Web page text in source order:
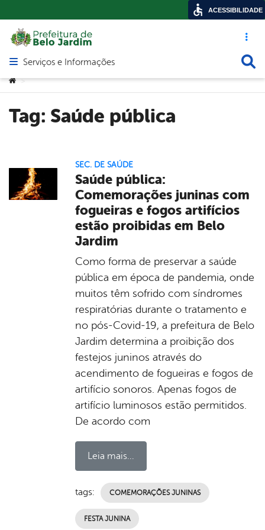
Acesso
Abrir menu principal de navegação
Serviços e Informações
Você está aqui:
>
Tag: Saúde pública
SEC. DE SAÚDE
Saúde pública:
Comemorações juninas com
fogueiras e fogos artifícios
estão proibidas em Belo
Jardim
Como forma de preservar a saúde
pública em época de pandemia, onde
muitos têm sofrido com síndromes
respiratórias durante o tratamento e
no pós-Covid-19, a prefeitura de Belo
Jardim determina a proibição dos
festejos juninos através do
acendimento de fogueiras e fogos de
artifício sonoros. Apenas fogos de
artifício luminosos estão permitidos.
De acordo com
Leia mais...
tags: COMEMORAÇÕES JUNINAS
FESTA JUNINA
ACESSIBILIDADE